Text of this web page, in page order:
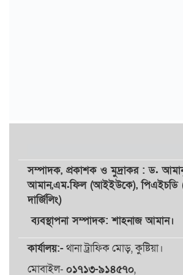
সম্পাদক, প্রকাশকওমুদ্রাকর: ড.
আমান,এম.ফিল (আইইউকে), পিএইচডি
দার্জিলিং)
ব্যবস্থাপনা সম্পাদক: শাহনাজ আমান।
কার্যালয়:-থানা ট্রাফিক মোড়, কুষ্টিয়া।
মোবাইল- ০১৭১৩-৯১৪৫৭০,